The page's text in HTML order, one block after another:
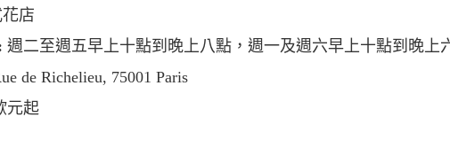
店
週二至週五早上十點到晚上八點，週一及週六早上十點到晚上
de Richelieu, 75001 Paris
元起